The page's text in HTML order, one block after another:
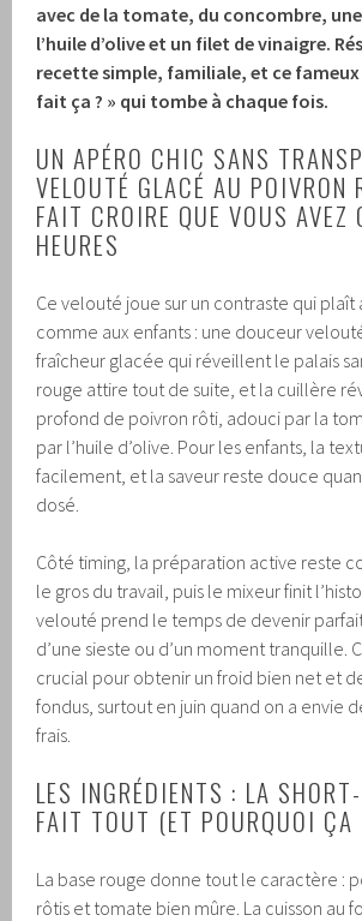
avec de la tomate, du concombre,
l’huile d’olive et un filet de vinaigre.
recette simple, familiale, et ce fameux
fait ça ? » qui tombe à chaque fois.
UN APÉRO CHIC SANS
VELOUTÉ GLACÉ AU POIVRON
FAIT CROIRE QUE VOUS AVEZ
HEURES
Ce velouté joue sur un contraste qui plaît
comme aux enfants : une douceur
fraîcheur glacée qui réveillent le palais
rouge attire tout de suite, et la cuillère
profond de poivron rôti, adouci par la
par l’huile d’olive. Pour les enfants, la
facilement, et la saveur reste douce
dosé.
Côté timing, la préparation active reste
le gros du travail, puis le mixeur finit
velouté prend le temps de devenir
d’une sieste ou d’un moment tranquille.
crucial pour obtenir un froid bien net et
fondus, surtout en juin quand on a envie
frais.
LES INGRÉDIENTS : LA
FAIT TOUT (ET POURQUOI ÇA
La base rouge donne tout le caractère :
rôtis et tomate bien mûre. La cuisson au